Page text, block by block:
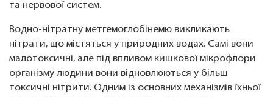
та нервової систем.
Водно-нітратну метгемоглобінемю викликають
нітрати, що містяться у природних водах. Самі вони
малотоксичні, але під впливом кишкової мікрофлори
організму людини вони відновлюються у більш
токсичні нітрити. Одним із основних механізмів їхньої